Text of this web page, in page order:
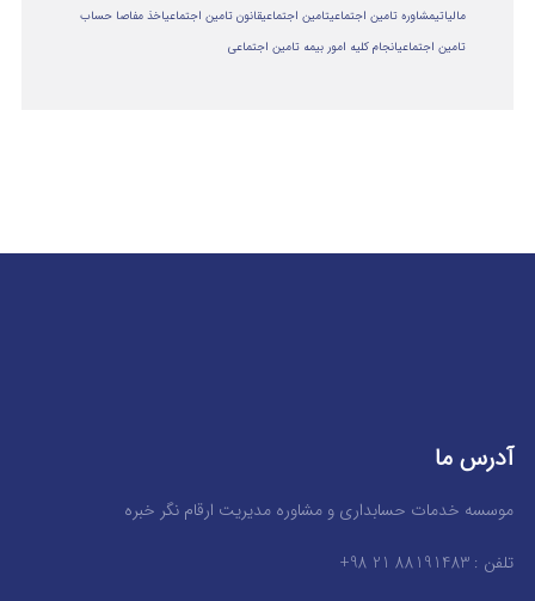
مالياتيمشاوره تامین اجتماعیتامین اجتماعیقانون تامین اجتماعیاخذ مفاصا حساب
تامین اجتماعیانجام کلیه امور بیمه تامین اجتماعی
آدرس ما
موسسه خدمات حسابداری و مشاوره مدیریت ارقام نگر خبره
تلفن : 88191483 21 98+